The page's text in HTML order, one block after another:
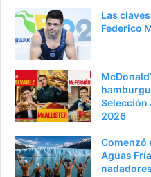
Las
Federico
Selección
2026
Comenzó
Aguas